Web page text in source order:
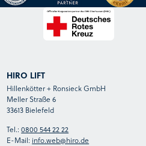
HIRO LIFT
Hillenkötter + Ronsieck GmbH
Meller Straße 6
33613 Bielefeld
Tel.:0800 544 22 22
E-Mail: info.web@hiro.de